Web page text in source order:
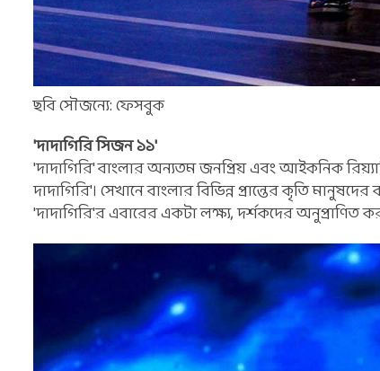
ছবি সৌজন্যে: ফেসবুক
'দাদাগিরি সিজন ১১'
'দাদাগিরি' বাংলার অন্যতম জনপ্রিয় এবং আইকনিক
দাদাগিরি'। সেখানে বাংলার বিভিন্ন প্রান্তের কৃতি
'দাদাগিরি'র এবারের একটা লক্ষ্য, দর্শকদের অনুপ্রাণিত